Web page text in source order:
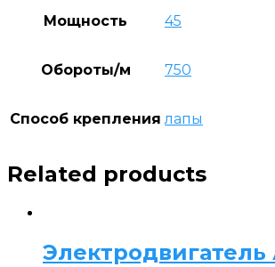
Мощность 45
Обороты/м 750
Способ крепления лапы
Related products